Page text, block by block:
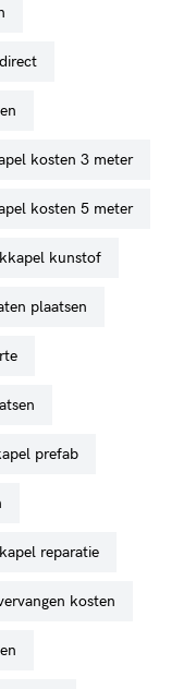
kosten 3 meter
kosten 5 meter
kunstof
plaatsen
prefab
reparatie
kosten